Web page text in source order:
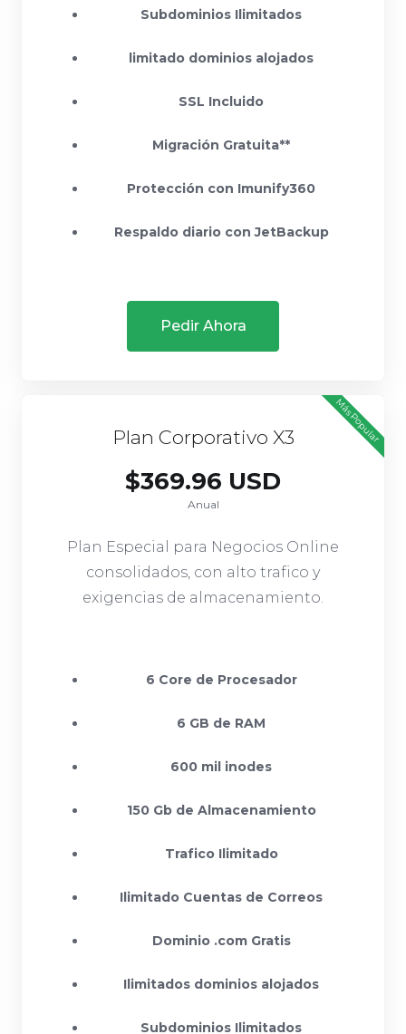
Subdominios Ilimitados
limitado dominios alojados
SSL Incluido
Migración Gratuita**
Protección con Imunify360
Respaldo diario con JetBackup
Pedir Ahora
Más Popular
Plan Corporativo X3
$369.96 USD
Anual
Plan Especial para Negocios Online
consolidados, con alto trafico y
exigencias de almacenamiento.
6 Core de Procesador
6 GB de RAM
600 mil inodes
150 Gb de Almacenamiento
Trafico Ilimitado
Ilimitado Cuentas de Correos
Dominio .com Gratis
Ilimitados dominios alojados
Subdominios Ilimitados